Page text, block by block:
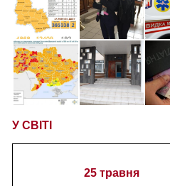
У СВІТІ
25 травня